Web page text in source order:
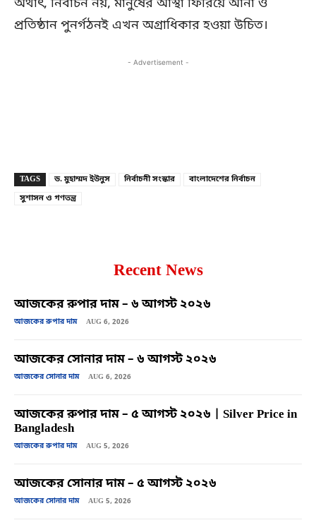
অর্থাৎ, নির্বাচন নয়, মানুষের আস্থা ফিরিয়ে আনা ও
প্রতিষ্ঠান পুনর্গঠনই এখন অগ্রাধিকার হওয়া উচিত।
- Advertisement -
TAGS ড. মুহাম্মদ ইউনুস নির্বাচনী সংস্কার
বাংলাদেশের নির্বাচন
সুশাসন ও গণতন্ত্র
Recent News
আজকের রুপার দাম – ৬ আগস্ট ২০২৬
আজকের রুপার দাম AUG 6, 2026
আজকের সোনার দাম – ৬ আগস্ট ২০২৬
আজকের সোনার দাম AUG 6, 2026
আজকের রুপার দাম – ৫ আগস্ট ২০২৬ | Silver Price in
Bangladesh
আজকের রুপার দাম AUG 5, 2026
আজকের সোনার দাম – ৫ আগস্ট ২০২৬
আজকের সোনার দাম AUG 5, 2026